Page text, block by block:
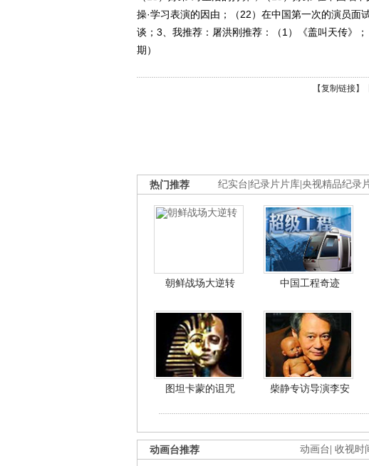
操·学习表演的因由；（22）在中国第一次的演员面
谈；3、我推荐：屠洪刚推荐：（1）《盖叫天传》
期）
【复制链接】
纪实台 纪录片片库 央视精品纪录
热门推荐
朝鲜战场大逆转 中国工程奇迹
图坦卡蒙的诅咒 柴静专访导演李安
动画台 收视时
动画台推荐